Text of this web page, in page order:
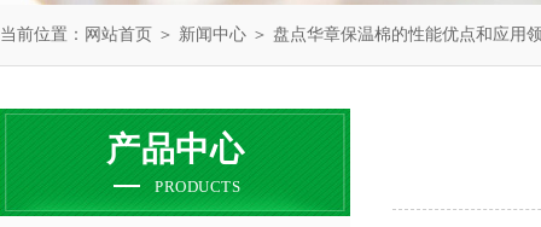
当前位置： 网站首页 ＞ 新闻中心 ＞ 盘点华章保温棉的性能优点和应用
产品中心
PRODUCTS